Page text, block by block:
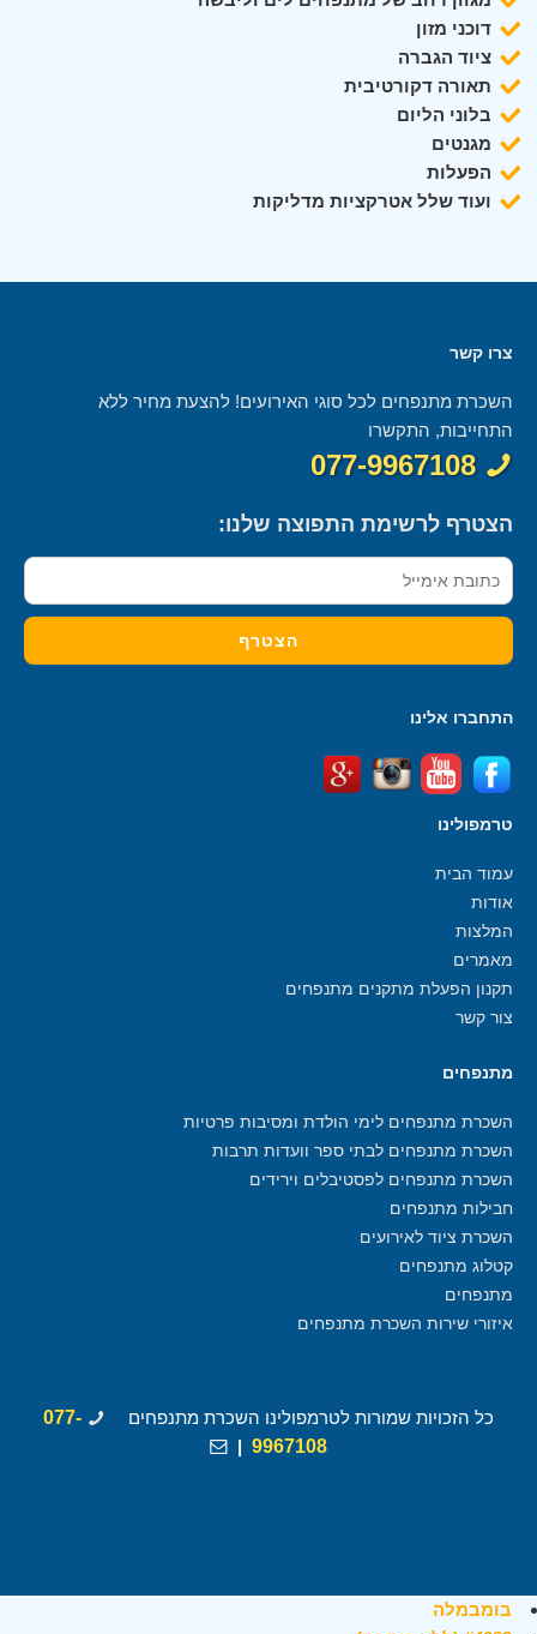
דוכני מזון
ציוד הגברה
תאורה דקורטיבית
בלוני הליום
מגנטים
הפעלות
ועוד שלל אטרקציות מדליקות
צרו קשר
השכרת מתנפחים לכל סוגי האירועים! להצעת מחיר ללא
התחייבות, התקשרו
077-9967108
הצטרף לרשימת התפוצה שלנו:
התחברו אלינו
טרמפולינו
עמוד הבית
אודות
המלצות
מאמרים
תקנון הפעלת מתקנים מתנפחים
צור קשר
מתנפחים
השכרת מתנפחים לימי הולדת ומסיבות פרטיות
השכרת מתנפחים לבתי ספר וועדות תרבות
השכרת מתנפחים לפסטיבלים וירידים
חבילות מתנפחים
השכרת ציוד לאירועים
קטלוג מתנפחים
מתנפחים
איזורי שירות השכרת מתנפחים
כל הזכויות שמורות לטרמפולינו השכרת מתנפחים
077-
9967108
|
בומבמלה